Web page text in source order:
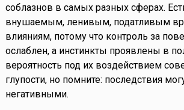
соблазнов в самых разных сферах.
внушаемым, ленивым, податливым
влияниям, потому что контроль за
ослаблен, а инстинкты проявлены в
вероятность под их воздействием
глупости, но помните: последствия
негативными.